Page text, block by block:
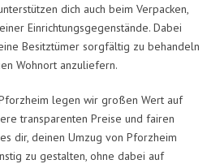
dich auch beim Verpacken,
Einrichtungsgegenstände. Dabei
Besitztümer sorgfältig zu behandeln
Wohnort anzuliefern.
legen wir großen Wert auf
transparenten Preise und fairen
dir, deinen Umzug von Pforzheim
zu gestalten, ohne dabei auf